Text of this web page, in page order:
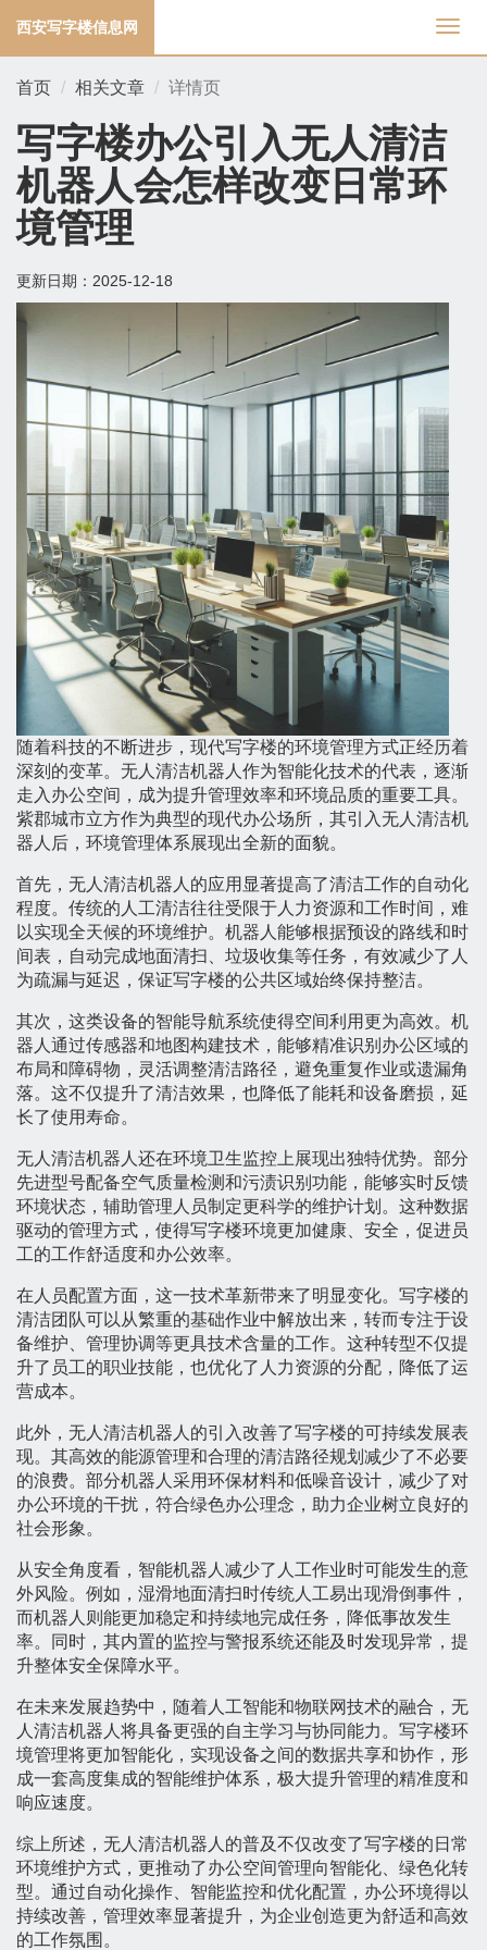
切
换
西安写字楼信息网
首页 相关文章 详情页
写字楼办公引入无人清洁
机器人会怎样改变日常环
境管理
更新日期： 2025-12-18
随着科技的不断进步，现代写字楼的环境管理方式正经历着
深刻的变革。无人清洁机器人作为智能化技术的代表，逐渐
走入办公空间，成为提升管理效率和环境品质的重要工具。
紫郡城市立方作为典型的现代办公场所，其引入无人清洁机
器人后，环境管理体系展现出全新的面貌。
首先，无人清洁机器人的应用显著提高了清洁工作的自动化
程度。传统的人工清洁往往受限于人力资源和工作时间，难
以实现全天候的环境维护。机器人能够根据预设的路线和时
间表，自动完成地面清扫、垃圾收集等任务，有效减少了人
为疏漏与延迟，保证写字楼的公共区域始终保持整洁。
其次，这类设备的智能导航系统使得空间利用更为高效。机
器人通过传感器和地图构建技术，能够精准识别办公区域的
布局和障碍物，灵活调整清洁路径，避免重复作业或遗漏角
落。这不仅提升了清洁效果，也降低了能耗和设备磨损，延
长了使用寿命。
无人清洁机器人还在环境卫生监控上展现出独特优势。部分
先进型号配备空气质量检测和污渍识别功能，能够实时反馈
环境状态，辅助管理人员制定更科学的维护计划。这种数据
驱动的管理方式，使得写字楼环境更加健康、安全，促进员
工的工作舒适度和办公效率。
在人员配置方面，这一技术革新带来了明显变化。写字楼的
清洁团队可以从繁重的基础作业中解放出来，转而专注于设
备维护、管理协调等更具技术含量的工作。这种转型不仅提
升了员工的职业技能，也优化了人力资源的分配，降低了运
营成本。
此外，无人清洁机器人的引入改善了写字楼的可持续发展表
现。其高效的能源管理和合理的清洁路径规划减少了不必要
的浪费。部分机器人采用环保材料和低噪音设计，减少了对
办公环境的干扰，符合绿色办公理念，助力企业树立良好的
社会形象。
从安全角度看，智能机器人减少了人工作业时可能发生的意
外风险。例如，湿滑地面清扫时传统人工易出现滑倒事件，
而机器人则能更加稳定和持续地完成任务，降低事故发生
率。同时，其内置的监控与警报系统还能及时发现异常，提
升整体安全保障水平。
在未来发展趋势中，随着人工智能和物联网技术的融合，无
人清洁机器人将具备更强的自主学习与协同能力。写字楼环
境管理将更加智能化，实现设备之间的数据共享和协作，形
成一套高度集成的智能维护体系，极大提升管理的精准度和
响应速度。
综上所述，无人清洁机器人的普及不仅改变了写字楼的日常
环境维护方式，更推动了办公空间管理向智能化、绿色化转
型。通过自动化操作、智能监控和优化配置，办公环境得以
持续改善，管理效率显著提升，为企业创造更为舒适和高效
的工作氛围。